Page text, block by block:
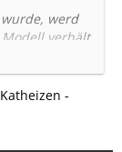
werd
verhält.
-